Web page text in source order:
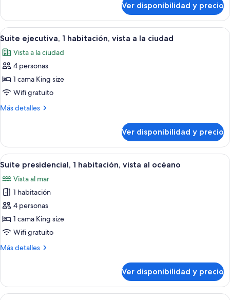
vista
al
océano
ejecutiva,
habitación,
al
océano
Ver disponibilidad y precio
Ver
todas
las
fotos
de
Suite
ejecutiva,
vista
la
ciudad
Habitación de hotel con una cama
4
Suite ejecutiva, 1 habitación, vista a la ciudad
Vista a la ciudad
4 personas
1 cama King size
Wifi gratuito
Más detalles
Más
ejecutiva,
habitación,
a
la
ciudad
Ver disponibilidad y precio
Ver
todas
las
fotos
de
Suite
presidencial,
habitación,
océano
Un campo de golf con búnkeres,
11
Suite presidencial, 1 habitación, vista al océano
Vista al mar
1 habitación
4 personas
1 cama King size
Wifi gratuito
Más detalles
Más
presidencial,
Ver disponibilidad y precio
Una habitación de hotel con una